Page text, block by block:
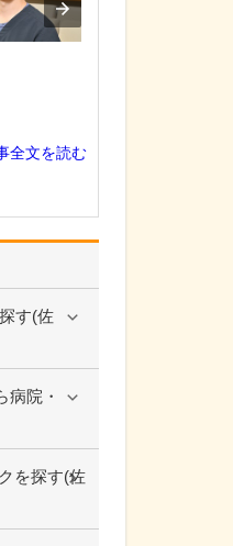
す(佐
病院・
を探す(佐
全文を読む